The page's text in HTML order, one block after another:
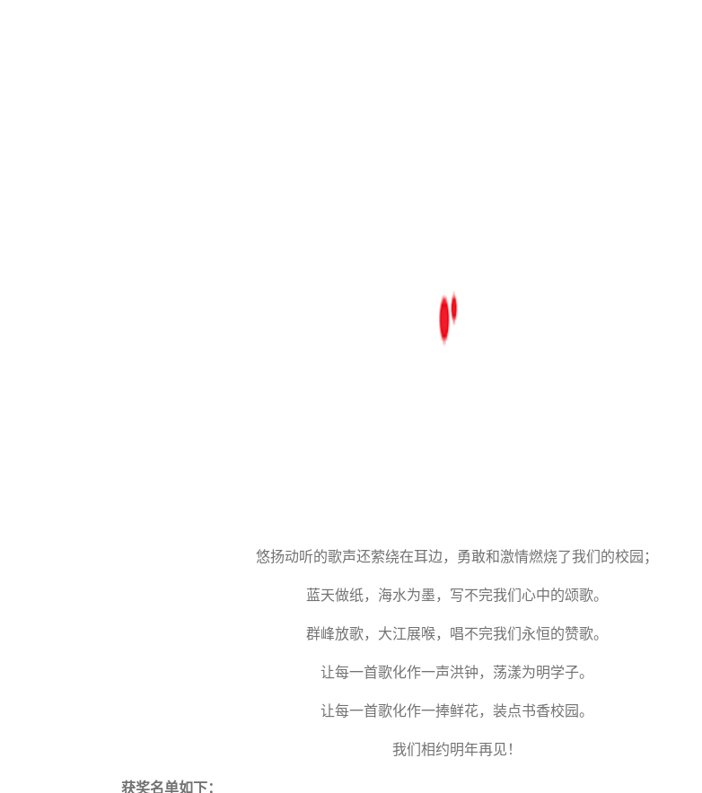
悠扬动听的歌声还萦绕在耳边，勇敢和激情燃烧了我们的校园；
蓝天做纸，海水为墨，写不完我们心中的颂歌。
群峰放歌，大江展喉，唱不完我们永恒的赞歌。
让每一首歌化作一声洪钟，荡漾为明学子。
让每一首歌化作一捧鲜花，装点书香校园。
我们相约明年再见！
获奖名单如下：